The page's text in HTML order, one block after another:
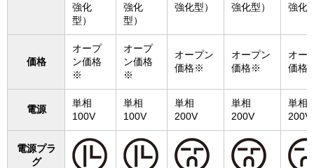
強化
型）
強化
型）
強化型）
強化型）
強化
価格
オープ
ン価格
※
オープ
ン価格
※
オープン
価格※
オープン
価格※
オー
価格
電源
単相
100V
単相
100V
単相
200V
単相
200V
単相
200V
電源プラ
グ